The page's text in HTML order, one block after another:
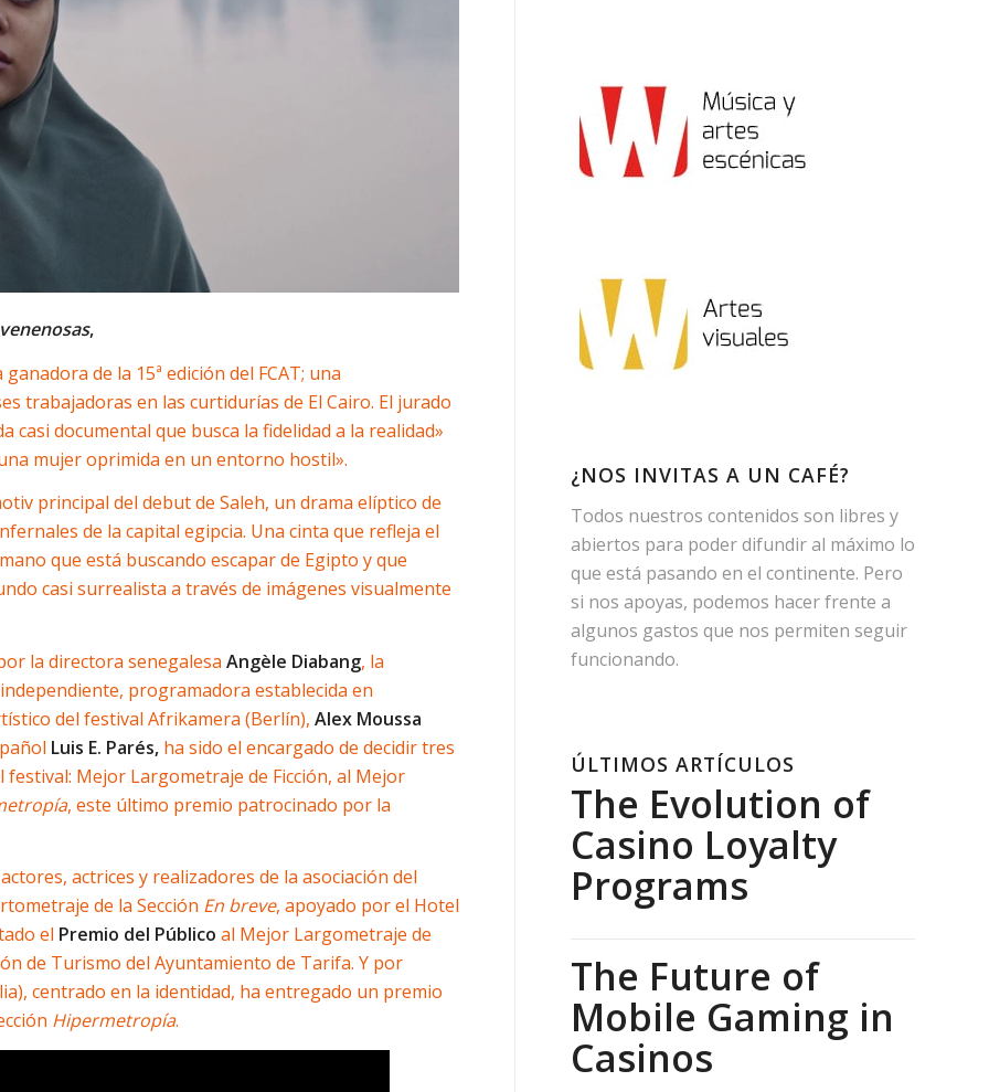
,
de la 15ª edición del FCAT; una
trabajadoras en las curtidurías de El Cairo. El jurado
casi documental que busca la fidelidad a la realidad»
mujer oprimida en un entorno hostil».
principal del debut de Saleh, un drama elíptico de
de la capital egipcia. Una cinta que refleja el
que está buscando escapar de Egipto y que
casi surrealista a través de imágenes visualmente
la directora senegalesa Angèle Diabang, la
programadora establecida en
del festival Afrikamera (Berlín), Alex Moussa
Luis E. Parés, ha sido el encargado de decidir tres
Mejor Largometraje de Ficción, al Mejor
, este último premio patrocinado por la
actrices y realizadores de la asociación del
de la Sección En breve, apoyado por el Hotel
el Premio del Público al Mejor Largometraje de
de Turismo del Ayuntamiento de Tarifa. Y por
centrado en la identidad, ha entregado un premio
Hipermetropía.
¿NOS INVITAS A UN CAFÉ?
Todos nuestros contenidos son libres y
abiertos para poder difundir al máximo lo
que está pasando en el continente. Pero
si nos apoyas, podemos hacer frente a
algunos gastos que nos permiten seguir
funcionando.
ÚLTIMOS ARTÍCULOS
The Evolution of
Casino Loyalty
Programs
The Future of
Mobile Gaming in
Casinos